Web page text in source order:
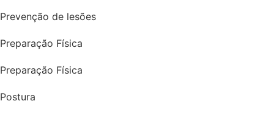
Prevenção de lesões
Preparação Física
Preparação Física
Postura